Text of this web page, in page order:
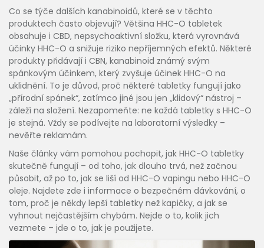
Co se týče dalších kanabinoidů, které se v těchto
produktech často objevují? Většina HHC-O tabletek
obsahuje i CBD, nepsychoaktivní složku, která vyrovnává
účinky HHC-O a snižuje riziko nepříjemných efektů. Některé
produkty přidávají i CBN, kanabinoid známý svým
spánkovým účinkem, který zvyšuje účinek HHC-O na
uklidnění. To je důvod, proč některé tabletky fungují jako
„přírodní spánek“, zatímco jiné jsou jen „klidový“ nástroj –
záleží na složení. Nezapomeňte: ne každá tabletky s HHC-O
je stejná. Vždy se podívejte na laboratorní výsledky –
nevěřte reklamám.
Naše články vám pomohou pochopit, jak HHC-O tabletky
skutečně fungují – od toho, jak dlouho trvá, než začnou
působit, až po to, jak se liší od HHC-O vapingu nebo HHC-O
oleje. Najdete zde i informace o bezpečném dávkování, o
tom, proč je někdy lepší tabletky než kapičky, a jak se
vyhnout nejčastějším chybám. Nejde o to, kolik jich
vezmete – jde o to, jak je použijete.